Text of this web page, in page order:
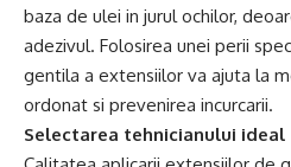
baza de ulei in jurul ochilor,
adezivul. Folosirea unei perii
gentila a extensiilor va ajuta la
ordonat si prevenirea incurcarii.
Selectarea tehnicianului ideal